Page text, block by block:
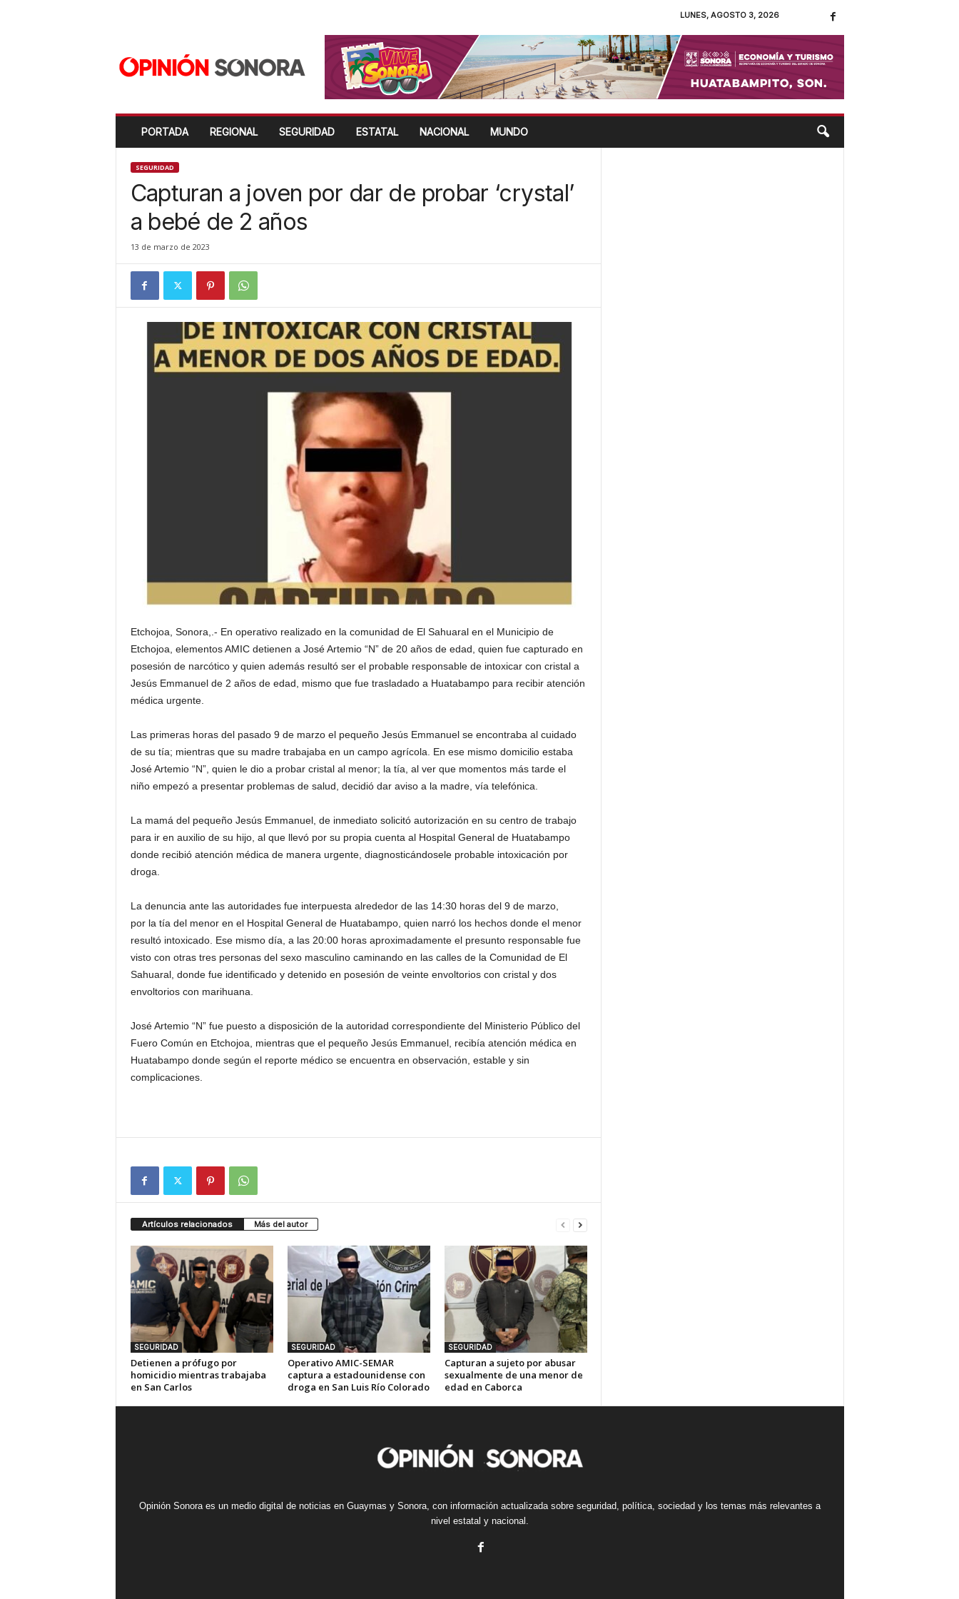
LUNES, AGOSTO 3, 2026
PORTADA REGIONAL SEGURIDAD ESTATAL NACIONAL MUNDO
SEGURIDAD
Capturan a joven por dar de probar ‘crystal’
a bebé de 2 años
13 de marzo de 2023
Etchojoa, Sonora,.- En operativo realizado en la comunidad de El Sahuaral en el Municipio de
Etchojoa, elementos AMIC detienen a José Artemio “N” de 20 años de edad, quien fue capturado en
posesión de narcótico y quien además resultó ser el probable responsable de intoxicar con cristal a
Jesús Emmanuel de 2 años de edad, mismo que fue trasladado a Huatabampo para recibir atención
médica urgente.
Las primeras horas del pasado 9 de marzo el pequeño Jesús Emmanuel se encontraba al cuidado
de su tía; mientras que su madre trabajaba en un campo agrícola. En ese mismo domicilio estaba
José Artemio “N”, quien le dio a probar cristal al menor; la tía, al ver que momentos más tarde el
niño empezó a presentar problemas de salud, decidió dar aviso a la madre, vía telefónica.
La mamá del pequeño Jesús Emmanuel, de inmediato solicitó autorización en su centro de trabajo
para ir en auxilio de su hijo, al que llevó por su propia cuenta al Hospital General de Huatabampo
donde recibió atención médica de manera urgente, diagnosticándosele probable intoxicación por
droga.
La denuncia ante las autoridades fue interpuesta alrededor de las 14:30 horas del 9 de marzo,
por la tía del menor en el Hospital General de Huatabampo, quien narró los hechos donde el menor
resultó intoxicado. Ese mismo día, a las 20:00 horas aproximadamente el presunto responsable fue
visto con otras tres personas del sexo masculino caminando en las calles de la Comunidad de El
Sahuaral, donde fue identificado y detenido en posesión de veinte envoltorios con cristal y dos
envoltorios con marihuana.
José Artemio “N” fue puesto a disposición de la autoridad correspondiente del Ministerio Público del
Fuero Común en Etchojoa, mientras que el pequeño Jesús Emmanuel, recibía atención médica en
Huatabampo donde según el reporte médico se encuentra en observación, estable y sin
complicaciones.
Artículos relacionados Más del autor
SEGURIDAD
Detienen a prófugo por
homicidio mientras trabajaba
en San Carlos
SEGURIDAD
Operativo AMIC-SEMAR
captura a estadounidense con
droga en San Luis Río Colorado
SEGURIDAD
Capturan a sujeto por abusar
sexualmente de una menor de
edad en Caborca
Opinión Sonora es un medio digital de noticias en Guaymas y Sonora, con información actualizada sobre seguridad, política, sociedad y los temas más relevantes a
nivel estatal y nacional.